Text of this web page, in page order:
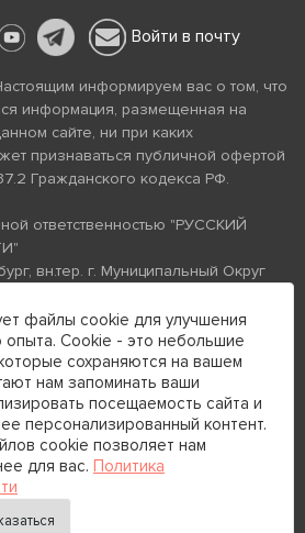
Войти в почту
информируем вас о том, что
информация, размещенная на
сайте, ни при каких
признаваться публичной офертой
Гражданского кодекса РФ.
ответственностью "РУССКИЙ
вн.тер. г. Муниципальный Округ
103
ОГРН 1237800058870
Политика обработки
файлы cookie для улучшения
опыта. Cookie - это небольшие
сохраняются на вашем
нам запоминать ваши
посещаемость сайта и
персонализированный контент.
cookie позволяет нам
для вас. Политика